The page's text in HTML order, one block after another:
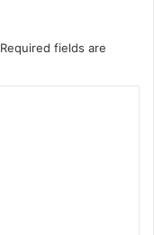
Required fields are